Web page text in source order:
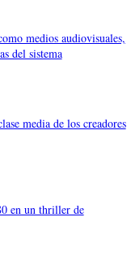
medios audiovisuales,
del sistema
media de los creadores
en un thriller de